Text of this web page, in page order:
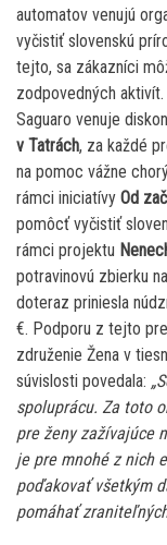
automatov venujú
vyčistiť slovenskú
tejto, sa zákazníci
zodpovedných
Saguaro venuje
v Tatrách, za každé
na pomoc vážne
rámci iniciatívy Od
pomôcť vyčistiť
rámci projektu
potravinovú zbierku
doteraz priniesla
€. Podporu z tejto
združenie Žena v
súvislosti povedala:
spoluprácu. Za toto
pre ženy zažívajúce
je pre mnohé z nich
poďakovať všetkým
pomáhať